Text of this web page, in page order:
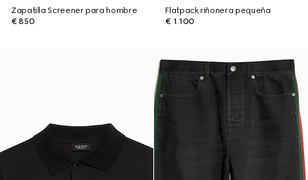
Zapatilla Screener para hombre
€ 850
Flatpack riñonera pequeña
€ 1.100